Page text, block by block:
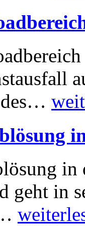
geht in